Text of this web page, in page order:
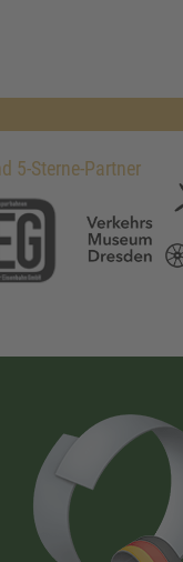
5-Sterne-Partner